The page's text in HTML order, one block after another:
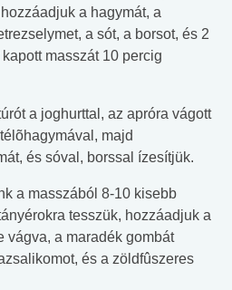
a hagymát, a
a sót, a borsot, és 2
masszát 10 percig
a joghurttal, az apróra vágott
majd
és sóval, borssal ízesítjük.
a masszából 8-10 kisebb
tesszük, hozzáadjuk a
vágva, a maradék gombát
és a zöldfûszeres